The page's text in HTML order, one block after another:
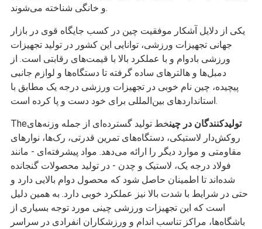
و خانگی شناخته می‌شوند.
یکی از دلایل آشکار موفقیت چین در کسب جایگاه قوی در بازار
جهانی تجهیزات ورزشی، توانایی این کشور در تولید تجهیزات
ورزشی بادوام و با عملکرد بالا با قیمت‌های رقابتی است. از
دمبل‌ها و هالترهای ساده گرفته تا دستگاه‌ها و لوازم جانبی
پیچیده، چین نام خوبی در تجهیزات ورزشی درجه یک مطابق با
استانداردهای بین‌المللی برای خود دست و پا کرده است.
The تولیدکنندگان در چینخط تولید گسترده‌ای از جمله وزنه‌های
روکش‌دار لاستیکی، دستگاه‌های تمرین قدرتی، رک‌ها، نوارهای
مقاومتی و موارد دیگر را ارائه می‌دهد. مواد پیشرفته‌ای - مانند
فولاد درجه یک، لاستیک و چدن - در تولید محصولات گنجانده
شده‌اند تا اطمینان حاصل شود که محصول دوام بالایی دارد و
حتی در شرایط با شدت بالا نیز عملکرد خوبی دارد. به همین دلیل
است که این تجهیزات ورزشی چینی مورد توجه بسیاری از
باشگاه‌ها، مراکز تناسب اندام و ورزشکاران انفرادی در سراسر